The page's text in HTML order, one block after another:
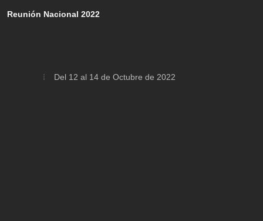
Reunión Nacional 2022
Del 12 al 14 de Octubre de 2022